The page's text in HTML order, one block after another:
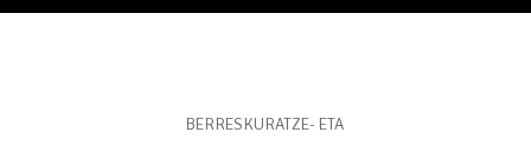
BERRESKURATZE- ETA